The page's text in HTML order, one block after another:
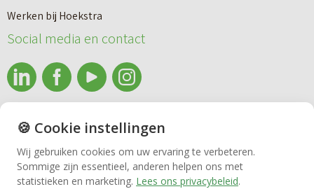
Nieuwbouw
Huren
Bedrijfsmakelaardij
Vastgoedbeheer
s
|
D
é
n
?
f
h
Werken bij Hoekstra
Social media en contact
info@makelaardijhoekstra.nl
Alle contactgegevens
Bekijk de laatste nieuwsbrief van Makelaardij Hoekstra
🍪 Cookie instellingen
Wij gebruiken cookies om uw ervaring te verbeteren.
Sommige zijn essentieel, anderen helpen ons met
statistieken en marketing. Lees ons privacybeleid.